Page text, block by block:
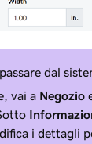
dal
vai a Negozio
i dettagli